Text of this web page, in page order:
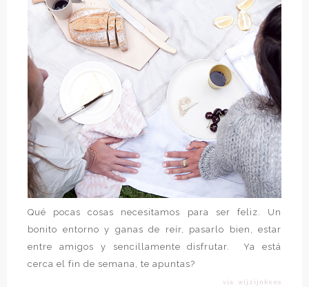
Qué pocas cosas necesitamos para ser feliz. Un
bonito entorno y ganas de reír, pasarlo bien, estar
entre amigos y sencillamente disfrutar. Ya está
cerca el fin de semana, te apuntas?
vía: wijzijnkees